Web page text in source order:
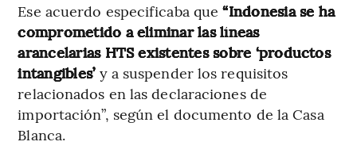
Ese acuerdo especificaba que “Indonesia se ha
comprometido a eliminar las líneas
arancelarias HTS existentes sobre ‘productos
intangibles’ y a suspender los requisitos
relacionados en las declaraciones de
importación”, según el documento de la Casa
Blanca.